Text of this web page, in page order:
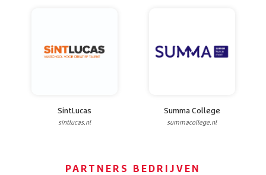
SintLucas
sintlucas.nl
Summa College
summacollege.nl
PARTNERS BEDRIJVEN